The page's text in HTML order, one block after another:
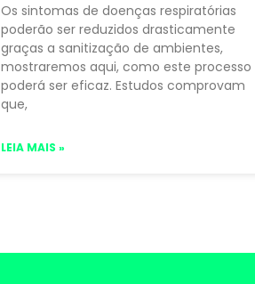
Os sintomas de doenças respiratórias
poderão ser reduzidos drasticamente
graças a sanitização de ambientes,
mostraremos aqui, como este processo
poderá ser eficaz. Estudos comprovam
que,
LEIA MAIS »